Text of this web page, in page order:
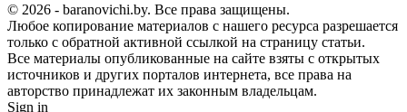
© 2026 - baranovichi.by. Все права защищены.
Любое копирование материалов с нашего ресурса разрешается
только с обратной активной ссылкой на страницу статьи.
Все материалы опубликованные на сайте взяты с открытых
источников и других порталов интернета, все права на
авторство принадлежат их законным владельцам.
Sign in